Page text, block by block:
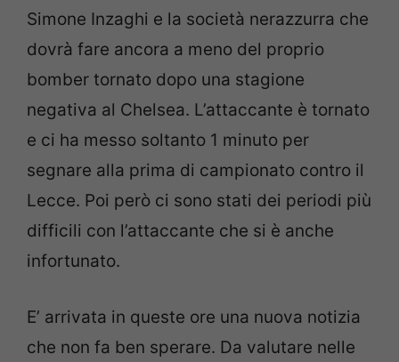
Simone Inzaghi e la società nerazzurra che
dovrà fare ancora a meno del proprio
bomber tornato dopo una stagione
negativa al Chelsea. L’attaccante è tornato
e ci ha messo soltanto 1 minuto per
segnare alla prima di campionato contro il
Lecce. Poi però ci sono stati dei periodi più
difficili con l’attaccante che si è anche
infortunato.
E’ arrivata in queste ore una nuova notizia
che non fa ben sperare. Da valutare nelle